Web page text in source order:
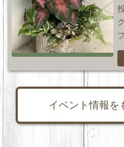
イベント情報を